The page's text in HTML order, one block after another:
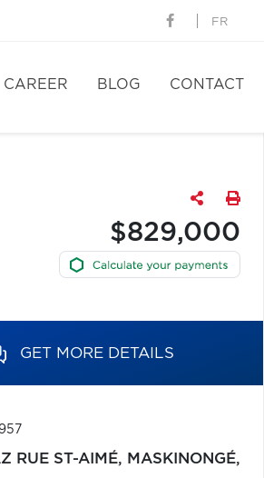
FR
CAREER BLOG CONTACT
$829,000
GET MORE DETAILS
RUE ST-AIMÉ, MASKINONGÉ,